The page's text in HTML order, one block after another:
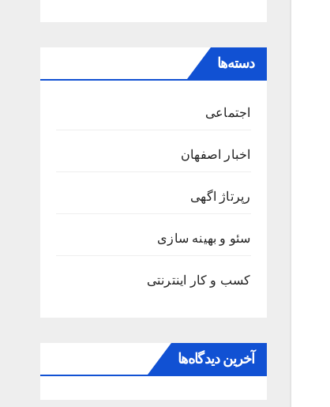
دسته‌ها
اجتماعی
اخبار اصفهان
رپرتاژ اگهی
سئو و بهینه سازی
کسب و کار اینترنتی
آخرین دیدگاه‌ها